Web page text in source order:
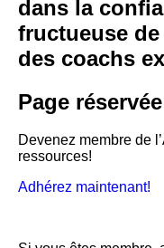
dans la
fructueuse de
des coachs
Page
Devenez membre de
ressources!
Adhérez maintenant!